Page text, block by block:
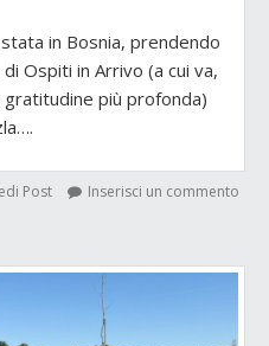
in Bosnia, prendendo
Ospiti in Arrivo (a cui va,
più profonda)
Post Inserisci un commento